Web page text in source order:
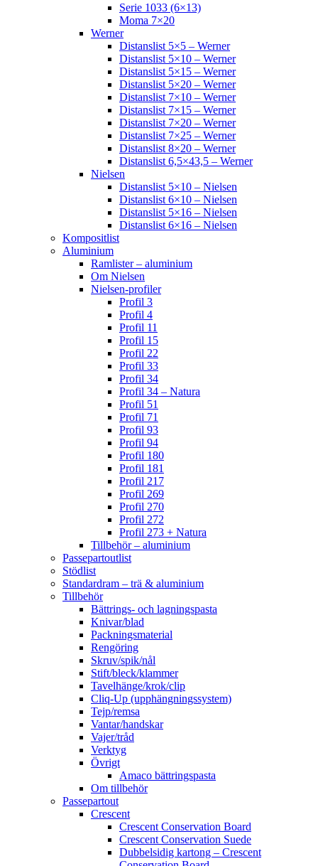
Serie 1033 (6×13)
Moma 7×20
Werner
Distanslist 5×5 – Werner
Distanslist 5×10 – Werner
Distanslist 5×15 – Werner
Distanslist 5×20 – Werner
Distanslist 7×10 – Werner
Distanslist 7×15 – Werner
Distanslist 7×20 – Werner
Distanslist 7×25 – Werner
Distanslist 8×20 – Werner
Distanslist 6,5×43,5 – Werner
Nielsen
Distanslist 5×10 – Nielsen
Distanslist 6×10 – Nielsen
Distanslist 5×16 – Nielsen
Distanslist 6×16 – Nielsen
Kompositlist
Aluminium
Ramlister – aluminium
Om Nielsen
Nielsen-profiler
Profil 3
Profil 4
Profil 11
Profil 15
Profil 22
Profil 33
Profil 34
Profil 34 – Natura
Profil 51
Profil 71
Profil 93
Profil 94
Profil 180
Profil 181
Profil 217
Profil 269
Profil 270
Profil 272
Profil 273 + Natura
Tillbehör – aluminium
Passepartoutlist
Stödlist
Standardram – trä & aluminium
Tillbehör
Bättrings- och lagningspasta
Knivar/blad
Packningsmaterial
Rengöring
Skruv/spik/nål
Stift/bleck/klammer
Tavelhänge/krok/clip
Cliq-Up (upphängningssystem)
Tejp/remsa
Vantar/handskar
Vajer/tråd
Verktyg
Övrigt
Amaco bättringspasta
Om tillbehör
Passepartout
Crescent
Crescent Conservation Board
Crescent Conservation Suede
Dubbelsidig kartong – Crescent